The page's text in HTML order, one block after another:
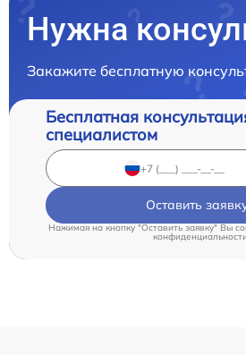
Нужна
Закажите бесплатную
Бесплатная
специалистом
Оставить
Нажимая на кнопку "Оставить заявку" Вы
конфиденциальности